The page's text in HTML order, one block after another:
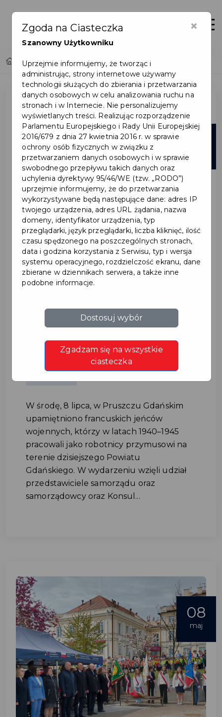
Home Lista aktualności
Upamiętnienie francuskich
jeńców wojennych na Placu
Jana Pawła II
W środę, 8 lipca, w Pruszczu Gdańskim
upamiętniono francuskich jeńców
wojennych, którzy w latach 1940–1945
pracowali jako robotnicy przymusowi na
terenie dzisiejszego Powiatu
Gdańskiego. W wydarzeniu wzięli udział
przedstawiciele samorządu oraz
samorządowcy oraz Konsul...
08
maj
×
Zgoda na Ciasteczka
Szanowny Użytkowniku
Uprzejmie informujemy, że tworząc i
administrując, strony internetowe używamy
technologii służących do zbierania i przetwarzania
danych osobowych w celu analizowania ruchu na
stronach i w Internecie. Nie personalizujemy
wyświetlanych treści. Realizując rozporządzenie
Parlamentu Europejskiego i Rady Unii Europejskiej
2016/679 z dnia 27 kwietnia 2016 r. w sprawie
ochrony osób fizycznych w związku z
przetwarzaniem danych osobowych i w sprawie
swobodnego przepływu takich danych oraz
uchylenia dyrektywy 95/46/WE (tzw. „RODO”)
uprzejmie informujemy, że do przetwarzania
wykorzystywane będą następujące dane: adres IP
twojego urządzenia, adres URL żądania, nazwa
domeny, identyfikator urządzenia, typ
przeglądarki, język przeglądarki, liczba kliknięć, ilość
czasu spędzonego na poszczególnych stronach,
data i godzina korzystania z Serwisu, typ i wersja
systemu operacyjnego, rozdzielczość ekranu, dane
zbierane w dziennikach serwera, a także inne
podobne informacje.
Dostosuj wybór
Zgadzam się na wszystkie
ciasteczka